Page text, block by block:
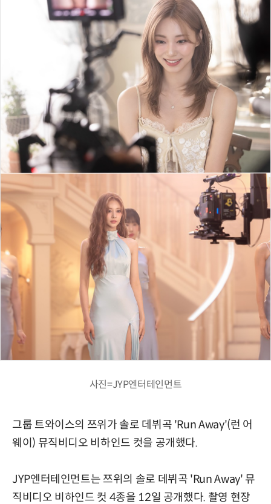
사진=JYP엔터테인먼트
그룹 트와이스의 쯔위가 솔로 데뷔곡 'Run Away'(런 어
웨이) 뮤직비디오 비하인드 컷을 공개했다.
JYP엔터테인먼트는 쯔위의 솔로 데뷔곡 'Run Away' 뮤
직비디오 비하인드 컷 4종을 12일 공개했다. 촬영 현장